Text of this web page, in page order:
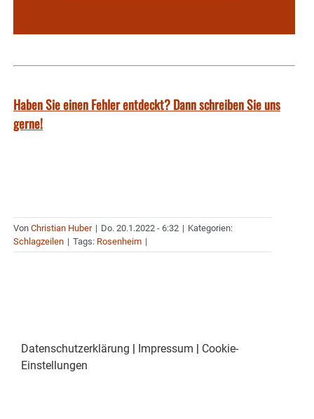
Haben Sie einen Fehler entdeckt? Dann schreiben Sie uns
gerne!
Von Christian Huber | Do. 20.1.2022 - 6:32 | Kategorien:
Schlagzeilen | Tags: Rosenheim |
Datenschutzerklärung Impressum
Cookie-
Einstellungen